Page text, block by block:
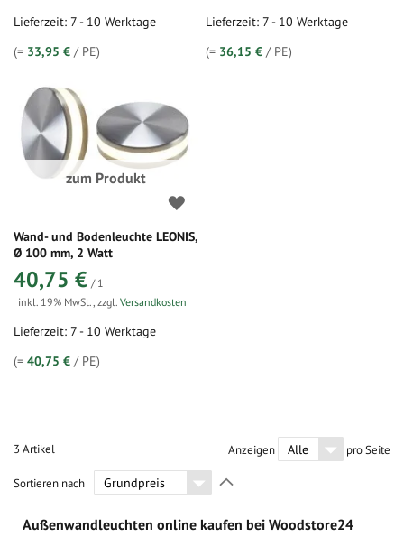
Lieferzeit: 7 - 10 Werktage
(= 33,95 € / PE)
Lieferzeit: 7 - 10 Werktage
(= 36,15 € / PE)
zum Produkt
Wand- und Bodenleuchte LEONIS,
Ø 100 mm, 2 Watt
40,75 € / 1
inkl. 19% MwSt., zzgl. Versandkosten
Lieferzeit: 7 - 10 Werktage
(= 40,75 € / PE)
3 Artikel Anzeigen pro Seite
Sortieren nach
festlegen
Außenwandleuchten online kaufen bei Woodstore24